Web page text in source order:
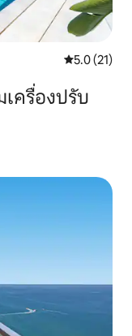
คะแนนเฉลี่ย
5.0 (21)
ครื่องปรับ